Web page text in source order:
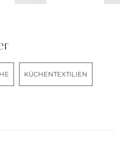
KÜCHENTEXTILIEN